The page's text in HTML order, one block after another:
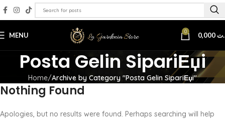
MENU 0
Posta Gelin SipariЕџi
Home Archive by Category "Posta Gelin SipariЕџi"
Nothing Found
Apologies, but no results were found. Perhaps searching will help